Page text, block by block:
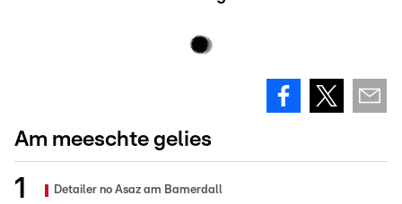
Am meeschte gelies
Detailer no Asaz am Bamerdall